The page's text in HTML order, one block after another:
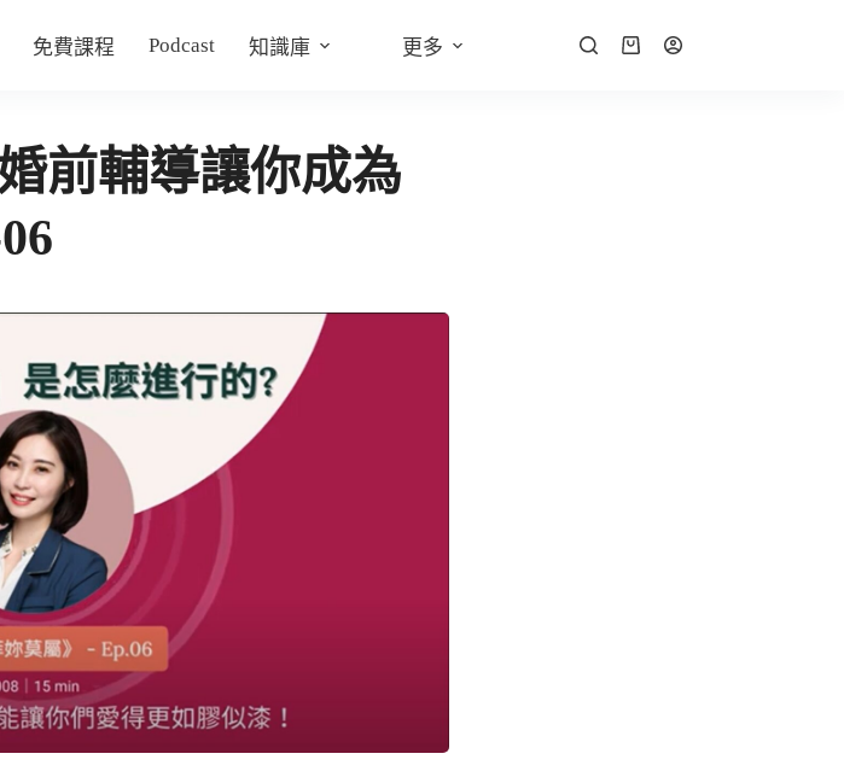
免費課程 Podcast 知識庫 更多
前輔導讓你成為